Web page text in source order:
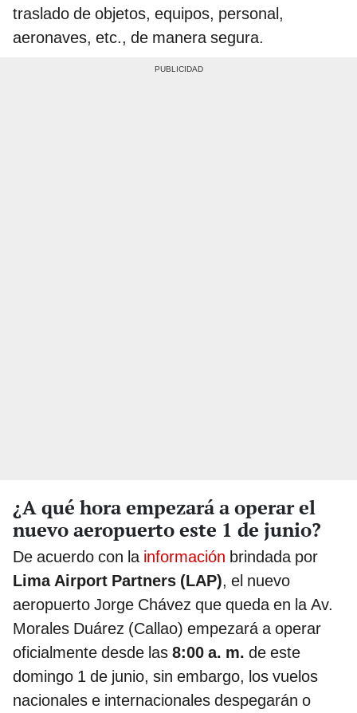
traslado de objetos, equipos, personal,
aeronaves, etc., de manera segura.
¿A qué hora empezará a operar el
nuevo aeropuerto este 1 de junio?
De acuerdo con la información brindada por
Lima Airport Partners (LAP), el nuevo
aeropuerto Jorge Chávez que queda en la Av.
Morales Duárez (Callao) empezará a operar
oficialmente desde las 8:00 a. m. de este
domingo 1 de junio, sin embargo, los vuelos
nacionales e internacionales despegarán o